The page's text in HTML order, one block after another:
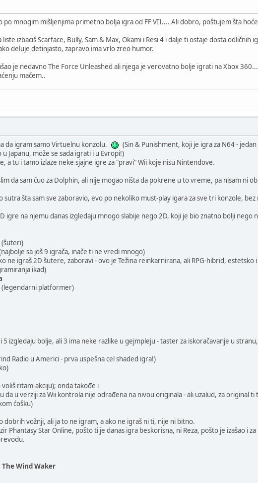
po mnogim mišljenjima primetno bolja igra od FF VII.... Ali dobro, poštujem šta
liste izbaciš Scarface, Bully, Sam & Max, Okami i Resi 4 i dalje ti ostaje dosta
deluje detinjasto, zapravo ima vrlo zreo humor.
je nedavno The Force Unleashed ali njega je verovatno bolje igrati na Xbox
mačem..
da igram samo Virtuelnu konzolu.
(Sin & Punishment, koji je igra za N64 -
Japanu, može se sada igrati i u Evropi!)
a tu i tamo izlaze neke sjajne igre za "pravi" Wii koje nisu Nintendove.
da sam čuo za Dolphin, ali nije mogao ništa da pokrene u to vreme, pa nisam ni
sutra šta sam sve zaboravio, evo po nekoliko must-play igara za sve tri konzole,
igre na njemu danas izgledaju mnogo slabije nego 2D, koji je bio znatno bolji nego
(šuteri)
sa još 9 igrača, inače ti ne vredi mnogo)
ne igraš 2D šutere, zaboravi - ovo je Težina reinkarnirana, ali RPG-hibrid,
ikad)
(legendarni platformer)
5 izgledaju bolje, ali 3 ima neke razlike u gejmpleju - taster za iskoračavanje u
Radio u Americi - prva uspešna cel shaded igra!)
voliš ritam-akciju); onda takođe i
da u verziji za Wii kontrola nije odrađena na nivou originala - ali uzalud, za original
ćošku)
dobrih vožnji, ali ja to ne igram, a ako ne igraš ni ti, nije ni bitno.
Phantasy Star Online, pošto ti je danas igra beskorisna, ni Reza, pošto je izašao i
Wind Waker